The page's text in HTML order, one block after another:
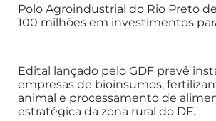
Polo Agroindustrial do Rio Preto
100 milhões em investimentos
Edital lançado pelo GDF prevê
empresas de bioinsumos,
animal e processamento de
estratégica da zona rural do DF.